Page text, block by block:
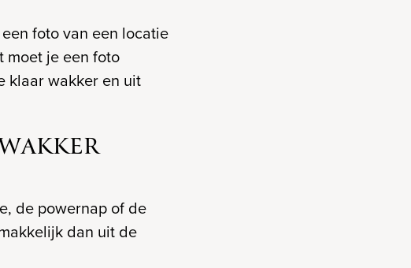
foto van een locatie
moet je een foto
klaar wakker en uit
de powernap of de
dan uit de